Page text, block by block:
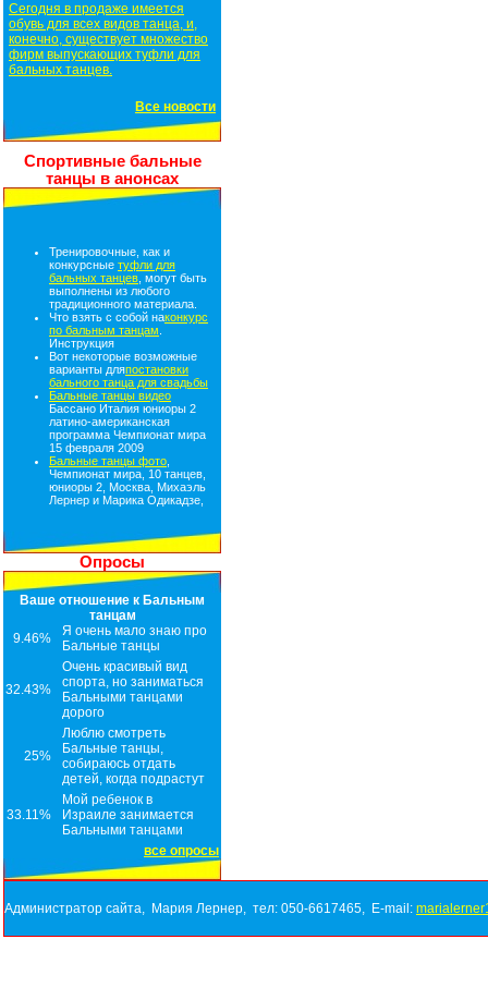
Сегодня в продаже имеется
обувь для всех видов танца, и,
конечно, существует множество
фирм выпускающих туфли для
бальных танцев.
Все новости
Спортивные бальные
танцы в анонсах
Тренировочные, как и
конкурсные туфли для
бальных танцев , могут быть
выполнены из любого
традиционного материала.
Что взять с собой наконкурс
по бальным танцам
Инструкция
Вот некоторые возможные
варианты дляпостановки
бального танца для свадьбы
Бальные танцы видео
Бассано Италия юниоры 2
латино-американская
программа Чемпионат мира
15 февраля 2009
Бальные танцы фото
Чемпионат мира, 10 танцев,
юниоры 2, Москва, Михаэль
Лернер и Марика Одикадзе,
Опросы
Ваше отношение к Бальным
танцам
9.46%
Я очень мало знаю про
Бальные танцы
32.43%
Очень красивый вид
спорта, но заниматься
Бальными танцами
дорого
25%
Люблю смотреть
Бальные танцы,
собираюсь отдать
детей, когда подрастут
33.11%
Мой ребенок в
Израиле занимается
Бальными танцами
все опросы
Администратор сайта, Мария Лернер, тел: 050-6617465, E-mail: